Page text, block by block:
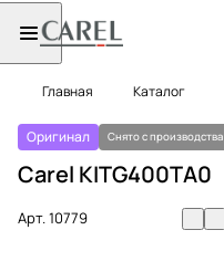
Главная Каталог
Оригинал Снято с производства
Carel KITG400TA0
Арт.10779